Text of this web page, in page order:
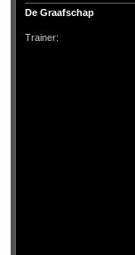
De Graafschap
Trainer: